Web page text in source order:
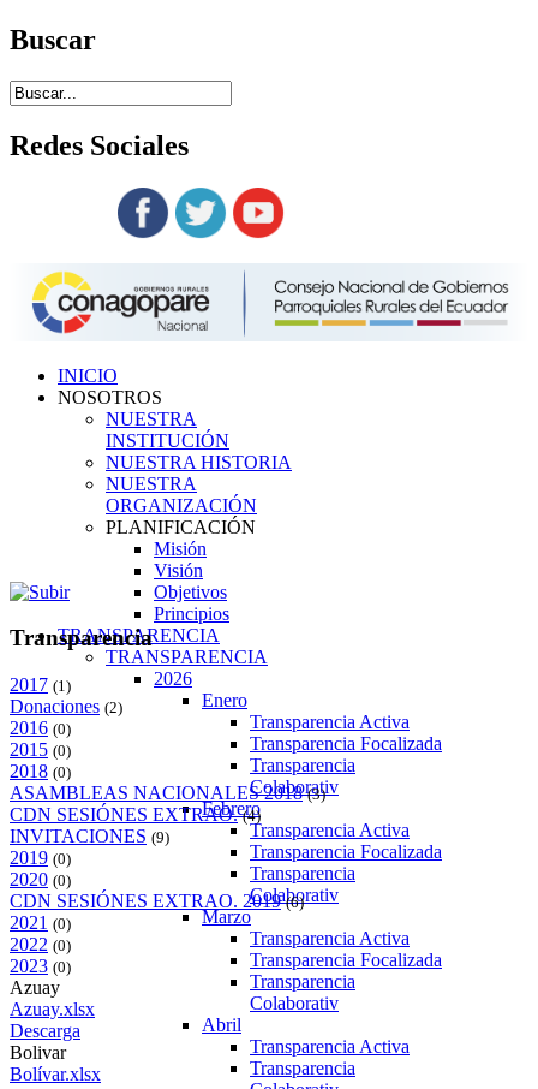
Buscar
Redes Sociales
INICIO
NOSOTROS
NUESTRA
INSTITUCIÓN
NUESTRA HISTORIA
NUESTRA
ORGANIZACIÓN
PLANIFICACIÓN
Misión
Visión
Objetivos
Principios
TRANSPARENCIA
TRANSPARENCIA
2026
Enero
Transparencia Activa
Transparencia Focalizada
Transparencia
Colaborativ
Febrero
Transparencia Activa
Transparencia Focalizada
Transparencia
Colaborativ
Marzo
Transparencia Activa
Transparencia Focalizada
Transparencia
Colaborativ
Abril
Transparencia Activa
Transparencia
Transparencia
2017 (1)
Donaciones (2)
2016 (0)
2015 (0)
2018 (0)
ASAMBLEAS NACIONALES 2018 (3)
CDN SESIÓNES EXTRAO. (4)
INVITACIONES (9)
2019 (0)
2020 (0)
CDN SESIÓNES EXTRAO. 2019 (6)
2021 (0)
2022 (0)
2023 (0)
Azuay
Azuay.xlsx
Descarga
Bolivar
Bolívar.xlsx